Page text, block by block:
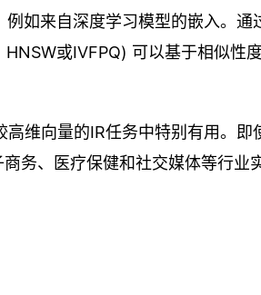
如来自深度学习模型的嵌入。通
或IVFPQ) 可以基于相似性
维向量的IR任务中特别有用。即
务、医疗保健和社交媒体等行业